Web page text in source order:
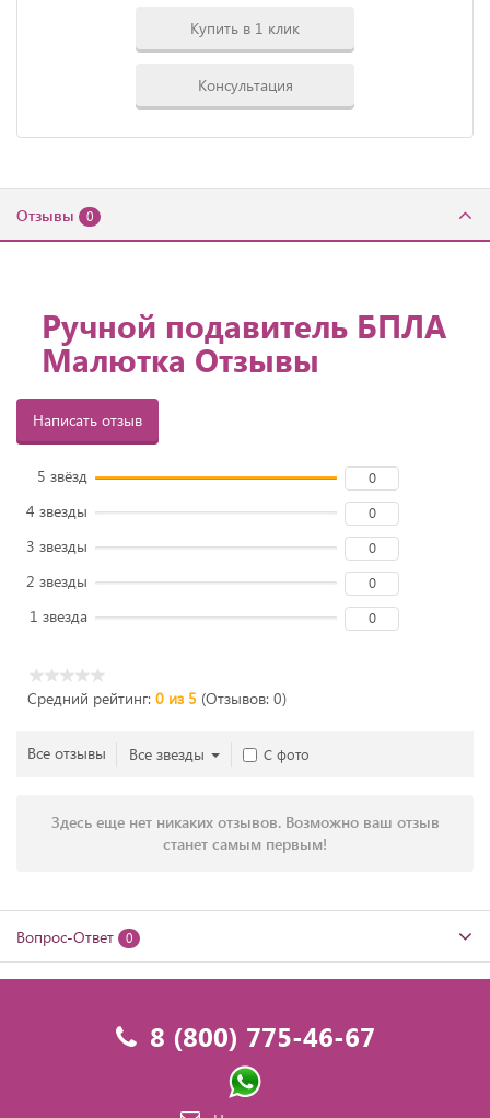
Купить в 1 клик
Консультация
Отзывы 0
Ручной подавитель БПЛА
Малютка Отзывы
Написать отзыв
5 звёзд 0
4 звезды 0
3 звезды 0
2 звезды 0
1 звезда 0
Средний рейтинг: 0 из 5 (Отзывов: 0)
Все отзывы Все звезды С фото
Здесь еще нет никаких отзывов. Возможно ваш отзыв
станет самым первым!
Вопрос-Ответ 0
8 (800) 775-46-67